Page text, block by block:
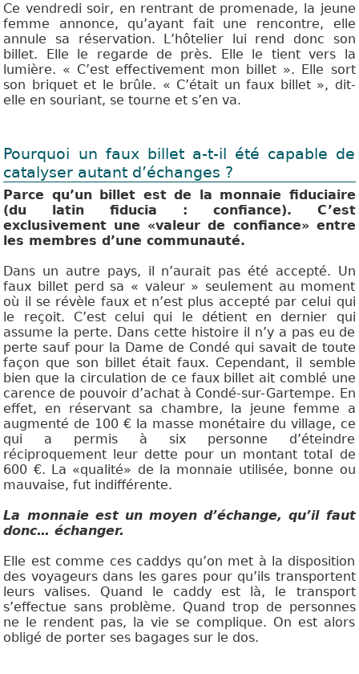
Ce vendredi soir, en rentrant de promenade, la jeune
femme annonce, qu’ayant fait une rencontre, elle
annule sa réservation. L’hôtelier lui rend donc son
billet. Elle le regarde de près. Elle le tient vers la
lumière. « C’est effectivement mon billet ». Elle sort
son briquet et le brûle. « C’était un faux billet », dit-
elle en souriant, se tourne et s’en va.
Pourquoi un faux billet a-t-il été capable de
catalyser autant d’échanges ?
Parce qu’un billet est de la monnaie fiduciaire
(du latinfiducia : confiance). C’est
exclusivement une «valeur de confiance» entre
les membres d’une communauté.
Dans un autre pays, il n’aurait pas été accepté. Un
faux billet perd sa « valeur » seulement au moment
où il se révèle faux et n’est plus accepté par celui qui
le reçoit. C’est celui qui le détient en dernier qui
assume la perte. Dans cette histoire il n’y a pas eu de
perte sauf pour la Dame de Condé qui savait de toute
façon que son billet était faux. Cependant, il semble
bien que la circulation de ce faux billet ait comblé une
carence de pouvoir d’achat à Condé-sur-Gartempe. En
effet, en réservant sa chambre, la jeune femme a
augmenté de 100 € la masse monétaire du village, ce
qui a permis à six personne d’éteindre
réciproquement leur dette pour un montant total de
600 €. La «qualité» de la monnaie utilisée, bonne ou
mauvaise, fut indifférente.
La monnaie est unmoyen d’échange,qu’il faut
donc…échanger.
Elle est comme ces caddys qu’on met à la disposition
des voyageurs dans les gares pour qu’ils transportent
leurs valises. Quand le caddy est là, le transport
s’effectue sans problème. Quand trop de personnes
ne le rendent pas, la vie se complique. On est alors
obligé de porter ses bagages sur le dos.